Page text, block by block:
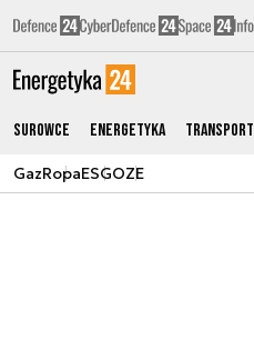
Surowce Energetyka Transport
GazRopaESGOZE